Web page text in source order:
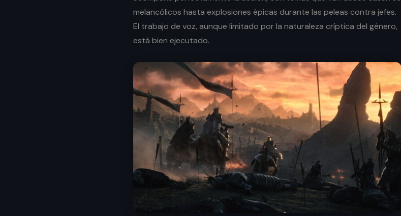
melancólicos hasta explosiones épicas durante las peleas contra jefes.
El trabajo de voz, aunque limitado por la naturaleza críptica del género,
está bien ejecutado.